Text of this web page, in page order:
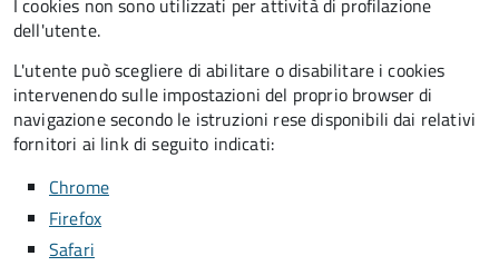
I cookies non sono utilizzati per attività di profilazione
dell'utente.
L'utente può scegliere di abilitare o disabilitare i cookies
intervenendo sulle impostazioni del proprio browser di
navigazione secondo le istruzioni rese disponibili dai relativi
fornitori ai link di seguito indicati:
Chrome
Firefox
Safari